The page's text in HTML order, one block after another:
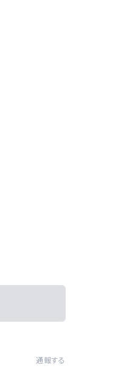
通報する